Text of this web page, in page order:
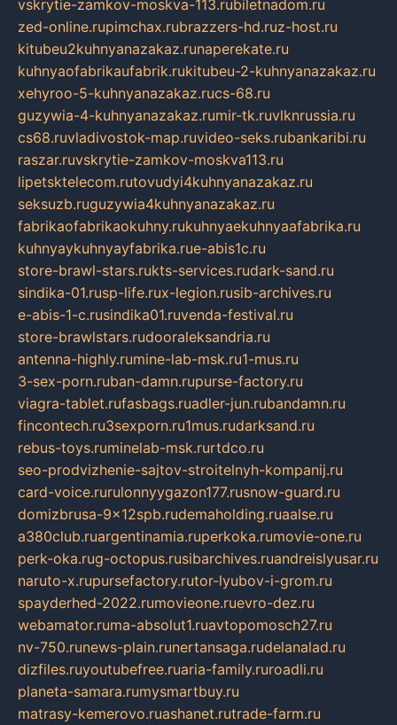
vskrytie-zamkov-moskva-113.rubiletnadom.ru
zed-online.rupimchax.rubrazzers-hd.ruz-host.ru
kitubeu2kuhnyanazakaz.runaperekate.ru
kuhnyaofabrikaufabrik.rukitubeu-2-kuhnyanazakaz.ru
xehyroo-5-kuhnyanazakaz.rucs-68.ru
guzywia-4-kuhnyanazakaz.rumir-tk.ruvlknrussia.ru
cs68.ruvladivostok-map.ruvideo-seks.rubankaribi.ru
raszar.ruvskrytie-zamkov-moskva113.ru
lipetsktelecom.rutovudyi4kuhnyanazakaz.ru
seksuzb.ruguzywia4kuhnyanazakaz.ru
fabrikaofabrikaokuhny.rukuhnyaekuhnyaafabrika.ru
kuhnyaykuhnyayfabrika.rue-abis1c.ru
store-brawl-stars.rukts-services.rudark-sand.ru
sindika-01.rusp-life.rux-legion.rusib-archives.ru
e-abis-1-c.rusindika01.ruvenda-festival.ru
store-brawlstars.rudooraleksandria.ru
antenna-highly.rumine-lab-msk.ru1-mus.ru
3-sex-porn.ruban-damn.rupurse-factory.ru
viagra-tablet.rufasbags.ruadler-jun.rubandamn.ru
fincontech.ru3sexporn.ru1mus.rudarksand.ru
rebus-toys.ruminelab-msk.rurtdco.ru
seo-prodvizhenie-sajtov-stroitelnyh-kompanij.ru
card-voice.rurulonnyygazon177.rusnow-guard.ru
domizbrusa-9x12spb.rudemaholding.ruaalse.ru
a380club.ruargentinamia.ruperkoka.rumovie-one.ru
perk-oka.rug-octopus.rusibarchives.ruandreislyusar.ru
naruto-x.rupursefactory.rutor-lyubov-i-grom.ru
spayderhed-2022.rumovieone.ruevro-dez.ru
webamator.ruma-absolut1.ruavtopomosch27.ru
nv-750.runews-plain.runertansaga.rudelanalad.ru
dizfiles.ruyoutubefree.ruaria-family.ruroadli.ru
planeta-samara.rumysmartbuy.ru
matrasy-kemerovo.ruashanet.rutrade-farm.ru